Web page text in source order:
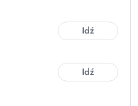
Idź
Idź